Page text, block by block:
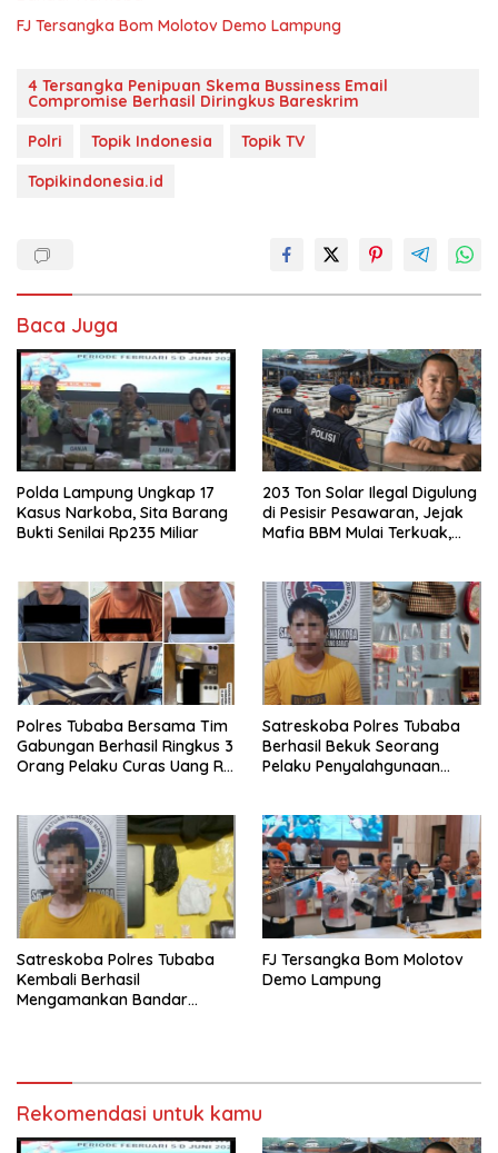
FJ Tersangka Bom Molotov Demo Lampung
4 Tersangka Penipuan Skema Bussiness Email
Compromise Berhasil Diringkus Bareskrim
Polri
Topik Indonesia
Topik TV
Topikindonesia.id
Baca Juga
Polda Lampung Ungkap 17
Kasus Narkoba, Sita Barang
Bukti Senilai Rp235 Miliar
203 Ton Solar Ilegal Digulung
di Pesisir Pesawaran, Jejak
Mafia BBM Mulai Terkuak,
Polres Tubaba Bersama Tim
Gabungan Berhasil Ringkus 3
Orang Pelaku Curas Uang Rp
Satreskoba Polres Tubaba
Berhasil Bekuk Seorang
Pelaku Penyalahgunaan
Satreskoba Polres Tubaba
Kembali Berhasil
Mengamankan Bandar
FJ Tersangka Bom Molotov
Demo Lampung
Rekomendasi untuk kamu